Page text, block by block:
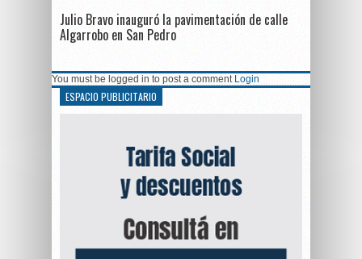
Julio Bravo inauguró la pavimentación de calle
Algarrobo en San Pedro
You must be logged in to post a comment Login
ESPACIO PUBLICITARIO